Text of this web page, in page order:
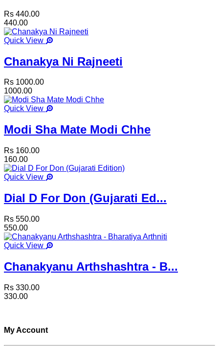
Rs 440.00
440.00
Quick View
Chanakya Ni Rajneeti
Rs 1000.00
1000.00
Quick View
Modi Sha Mate Modi Chhe
Rs 160.00
160.00
Quick View
Dial D For Don (Gujarati Ed...
Rs 550.00
550.00
Quick View
Chanakyanu Arthshashtra - B...
Rs 330.00
330.00
My Account